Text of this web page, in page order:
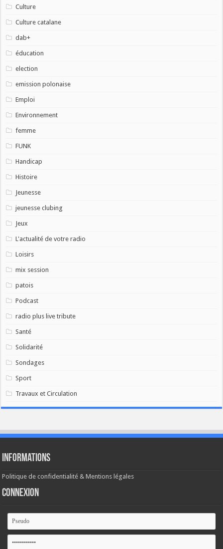
Culture
Culture catalane
dab+
éducation
election
emission polonaise
Emploi
Environnement
femme
FUNK
Handicap
Histoire
Jeunesse
jeunesse clubing
Jeux
L'actualité de votre radio
Loisirs
mix session
patois
Podcast
radio plus live tribute
Santé
Solidarité
Sondages
Sport
Travaux et Circulation
Informations
Politique de confidentialité & Mentions légales
Connexion